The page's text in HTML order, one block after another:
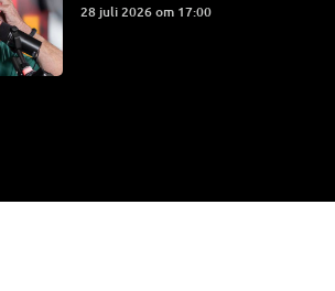
28 juli 2026 om 17:00